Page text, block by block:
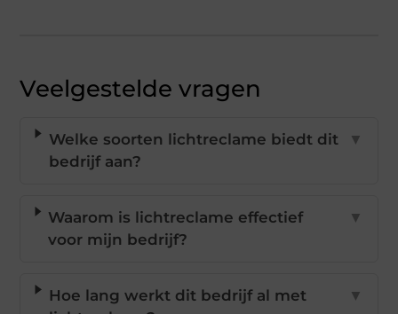
Veelgestelde vragen
Welke soorten lichtreclame biedt dit
bedrijf aan?
▼
Waarom is lichtreclame effectief
voor mijn bedrijf?
▼
Hoe lang werkt dit bedrijf al met
▼